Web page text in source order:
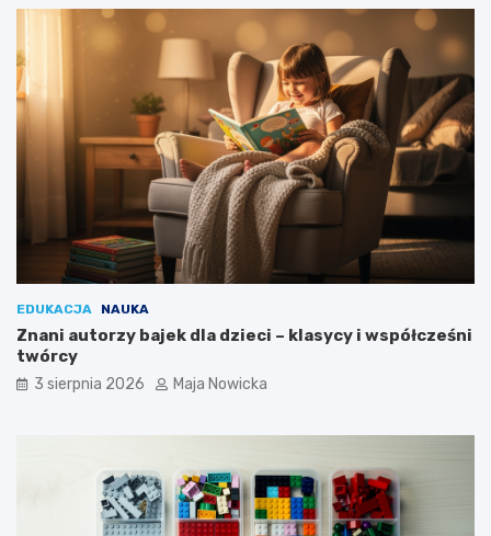
EDUKACJA NAUKA
Znani autorzy bajek dla dzieci – klasycy i współcześni
twórcy
3 sierpnia 2026 Maja Nowicka